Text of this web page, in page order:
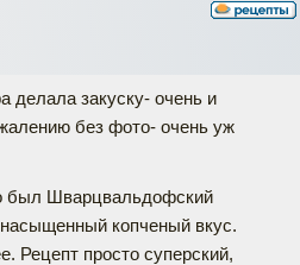
делала закуску- очень и
без фото- очень уж
был Шварцвальдофский
копченый вкус.
Рецепт просто суперский,